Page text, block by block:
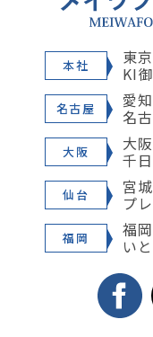
本社 東
KI
名古屋 愛
名
大阪 大
千
仙台 宮
プ
福岡 福
い